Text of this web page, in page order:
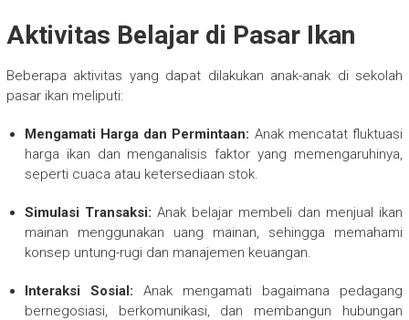
Aktivitas Belajar di Pasar Ikan
Beberapa aktivitas yang dapat dilakukan anak-anak di sekolah
pasar ikan meliputi:
Mengamati Harga dan Permintaan: Anak mencatat fluktuasi
harga ikan dan menganalisis faktor yang memengaruhinya,
seperti cuaca atau ketersediaan stok.
Simulasi Transaksi: Anak belajar membeli dan menjual ikan
mainan menggunakan uang mainan, sehingga memahami
konsep untung-rugi dan manajemen keuangan.
Interaksi Sosial: Anak mengamati bagaimana pedagang
bernegosiasi, berkomunikasi, dan membangun hubungan